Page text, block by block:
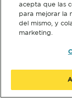
acepta que las
para mejorar la
del mismo, y
marketing.